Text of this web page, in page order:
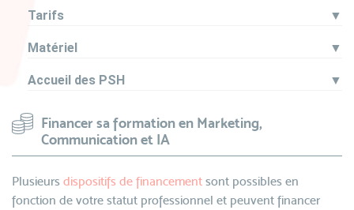
Tarifs ▼
Matériel ▼
Accueil des PSH ▼
Financer sa formation en Marketing,
Communication et IA
Plusieurs dispositifs de financement sont possibles en
fonction de votre statut professionnel et peuvent financer